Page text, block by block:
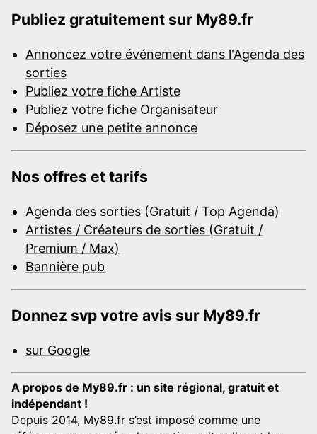
Publiez gratuitement sur My89.fr
Annoncez votre événement dans l'Agenda des
sorties
Publiez votre fiche Artiste
Publiez votre fiche Organisateur
Déposez une petite annonce
Nos offres et tarifs
Agenda des sorties (Gratuit / Top Agenda)
Artistes / Créateurs de sorties (Gratuit /
Premium / Max)
Bannière pub
Donnez svp votre avis sur My89.fr
sur Google
A propos de My89.fr : un site régional, gratuit et
indépendant !
Depuis 2014, My89.fr s’est imposé comme une